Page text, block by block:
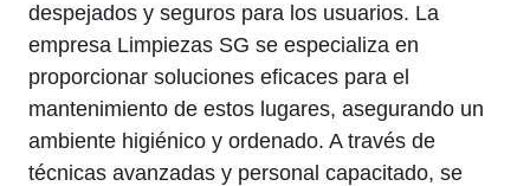
despejados y seguros para los usuarios. La
empresa Limpiezas SG se especializa en
proporcionar soluciones eficaces para el
mantenimiento de estos lugares, asegurando un
ambiente higiénico y ordenado. A través de
técnicas avanzadas y personal capacitado, se